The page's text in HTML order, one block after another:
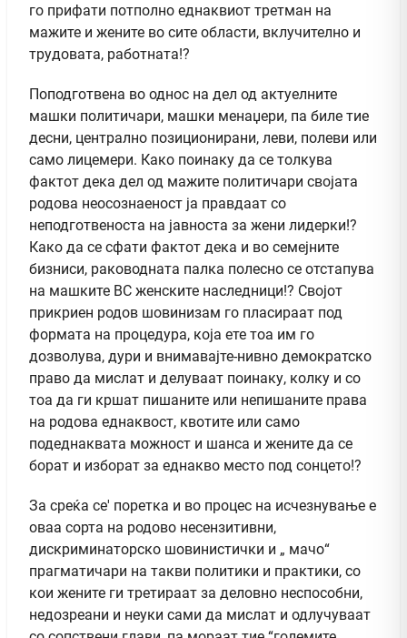
го прифати потполно еднаквиот третман на
мажите и жените во сите области, вклучително и
трудовата, работната!?
Поподготвена во однос на дел од актуелните
машки политичари, машки менаџери, па биле тие
десни, централно позиционирани, леви, полеви или
само лицемери. Како поинаку да се толкува
фактот дека дел од мажите политичари својата
родова неосознаеност ја правдаат со
неподготвеноста на јавноста за жени лидерки!?
Како да се сфати фактот дека и во семејните
бизниси, раководната палка полесно се отстапува
на машките ВС женските наследници!? Својот
прикриен родов шовинизам го пласираат под
формата на процедура, која ете тоа им го
дозволува, дури и внимавајте-нивно демократско
право да мислат и делуваат поинаку, колку и со
тоа да ги кршат пишаните или непишаните права
на родова еднаквост, квотите или само
подеднаквата можност и шанса и жените да се
борат и изборат за еднакво место под сонцето!?
За среќа се' поретка и во процес на исчезнување е
оваа сорта на родово несензитивни,
дискриминаторско шовинистички и „ мачо“
прагматичари на такви политики и практики, со
кои жените ги третираат за деловно неспособни,
недозреани и неуки сами да мислат и одлучуваат